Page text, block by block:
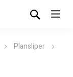
Plansliper